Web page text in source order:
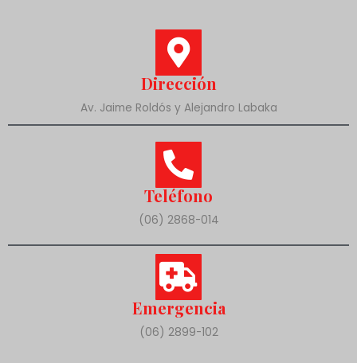
Dirección
Av. Jaime Roldós y Alejandro Labaka
Teléfono
(06) 2868-014
Emergencia
(06) 2899-102